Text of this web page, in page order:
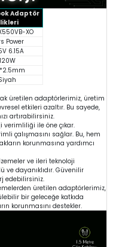
Adaptör
XO
Power
6.15A
120W
üretilen adaptörlerimiz, üretim
etkileri azaltır. Bu sayede,
artırabilirsiniz.
verimliliği ile öne çıkar.
çalışmasını sağlar. Bu, hem
korunmasına yardımcı
ve ileri teknoloji
dayanıklıdır. Güvenilir
edebilirsiniz.
üretilen adaptörlerimiz,
bir geleceğe katkıda
korunmasını destekler.